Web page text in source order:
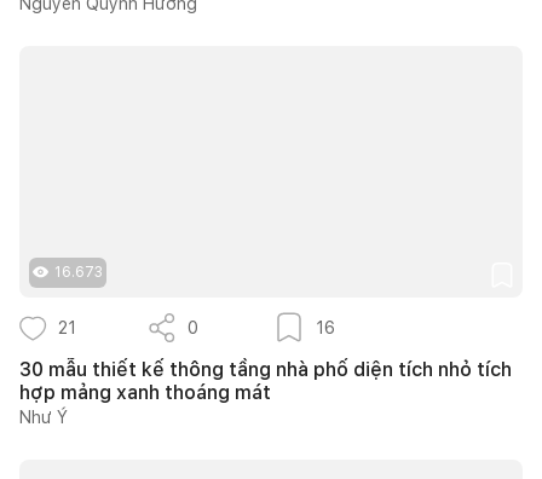
16.673
21 0 16
30 mẫu thiết kế thông tầng nhà phố diện tích nhỏ tích
hợp mảng xanh thoáng mát
Như Ý